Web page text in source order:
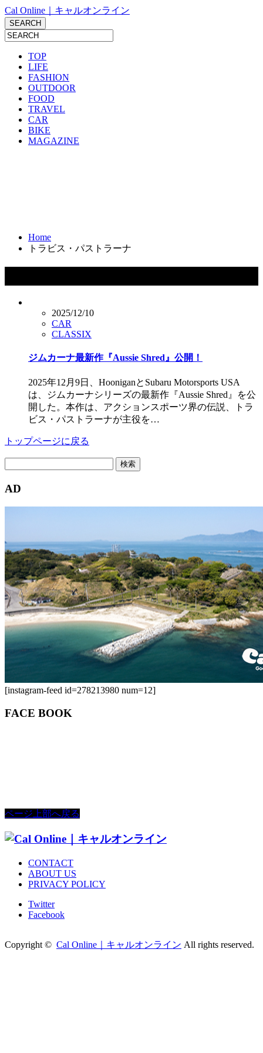
Cal Online｜キャルオンライン
TOP
LIFE
FASHION
OUTDOOR
FOOD
TRAVEL
CAR
BIKE
MAGAZINE
Home
トラビス・パストラーナ
2025/12/10
CAR
CLASSIX
ジムカーナ最新作『Aussie Shred』公開！
2025年12月9日、HooniganとSubaru Motorsports USA
は、ジムカーナシリーズの最新作『Aussie Shred』を公
開した。本作は、アクションスポーツ界の伝説、トラ
ビス・パストラーナが主役を…
トップページに戻る
AD
[instagram-feed id=278213980 num=12]
FACE BOOK
ページ上部へ戻る
CONTACT
ABOUT US
PRIVACY POLICY
Twitter
Facebook
Copyright © Cal Online｜キャルオンライン All rights reserved.